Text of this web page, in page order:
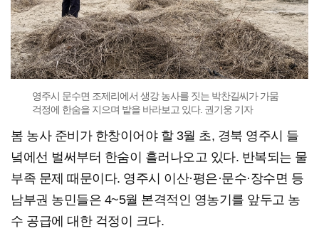
영주시 문수면 조제리에서 생강 농사를 짓는 박찬길씨가 가뭄
걱정에 한숨을 지으며 밭을 바라보고 있다. 권기웅 기자
봄 농사 준비가 한창이어야 할 3월 초, 경북 영주시 들
녘에선 벌써부터 한숨이 흘러나오고 있다. 반복되는 물
부족 문제 때문이다. 영주시 이산·평은·문수·장수면 등
남부권 농민들은 4~5월 본격적인 영농기를 앞두고 농
수 공급에 대한 걱정이 크다.